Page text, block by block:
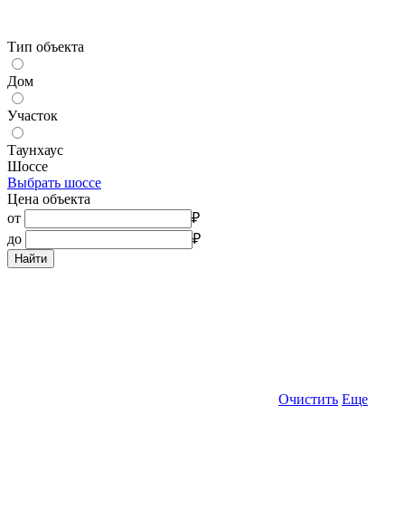
Тип объекта
Дом
Участок
Таунхаус
Шоссе
Выбрать шоссе
Цена объекта
от
₽
до
₽
Найти
Очистить Еще